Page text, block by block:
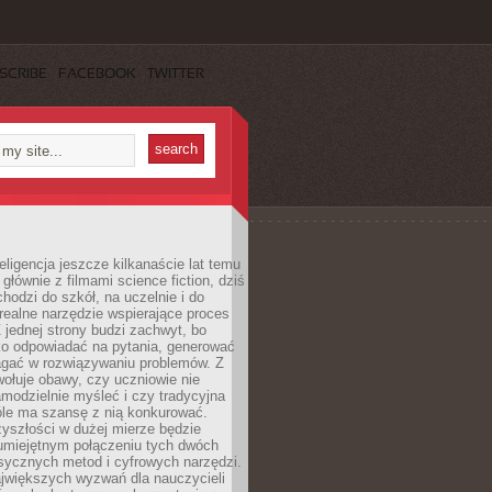
FACEBOOK TWITTER
jeszcze kilkanaście lat temu
głównie z filmami science fiction, dziś
do szkół, na uczelnie i do
narzędzie wspierające proces
jednej strony budzi zachwyt, bo
odpowiadać na pytania, generować
w rozwiązywaniu problemów. Z
obawy, czy uczniowie nie
myśleć i czy tradycyjna
ma szansę z nią konkurować.
w dużej mierze będzie
połączeniu tych dwóch
metod i cyfrowych narzędzi.
wyzwań dla nauczycieli